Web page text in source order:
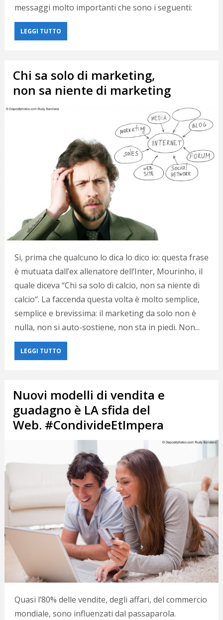
messaggi molto importanti che sono i seguenti:
LEGGI TUTTO
Chi sa solo di marketing,
non sa niente di marketing
Si, prima che qualcuno lo dica lo dico io: questa frase
è mutuata dall’ex allenatore dell’Inter, Mourinho, il
quale diceva “Chi sa solo di calcio, non sa niente di
calcio“. La faccenda questa volta è molto semplice,
semplice e brevissima: il marketing da solo non è
nulla, non si auto-sostiene, non sta in piedi. Non...
LEGGI TUTTO
Nuovi modelli di vendita e
guadagno è LA sfida del
Web. #CondivideEtImpera
Quasi l’80% delle vendite, degli affari, del commercio
mondiale, sono influenzati dal passaparola.